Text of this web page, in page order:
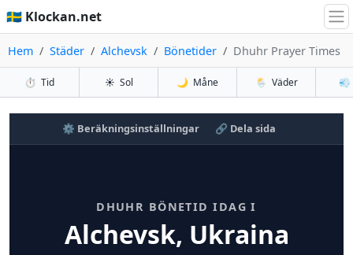
🇸🇪 Klockan.net
Hem Städer Alchevsk Bönetider Dhuhr Prayer Times
⏱️ Tid ☀️ Sol 🌙 Måne 🌦️ Väder 💨
⚙️ Beräkningsinställningar 🔗 Dela sida
DHUHR BÖNETID IDAG I
Alchevsk, Ukraina